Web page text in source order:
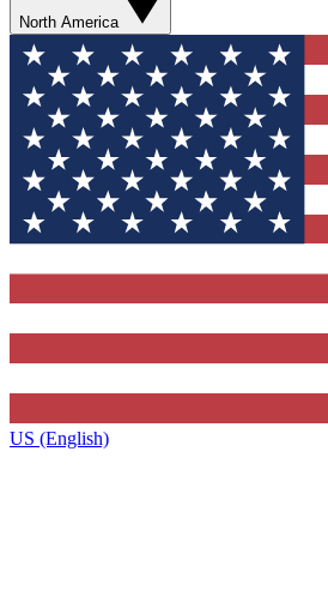
North America
US (English)